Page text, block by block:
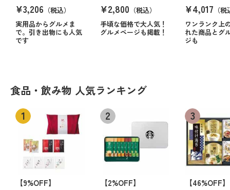
¥3,206 （税込）
実用品からグルメま
で。引き出物にも人気
です
¥2,800 （税込）
手頃な価格で大人気！
グルメページも掲載！
¥4,017 （
ワンランク上
れた商品とグ
ジも
食品・飲み物 人気ランキング
【9%OFF】
【2%OFF】
【46%OFF】